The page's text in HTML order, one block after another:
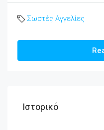
Σωστές Αγγελίες
Ιστορικό